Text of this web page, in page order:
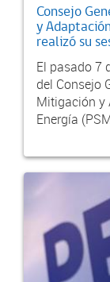
Consejo
y
realizó su
El pasado 7
del Consejo
Mitigación y
Energía